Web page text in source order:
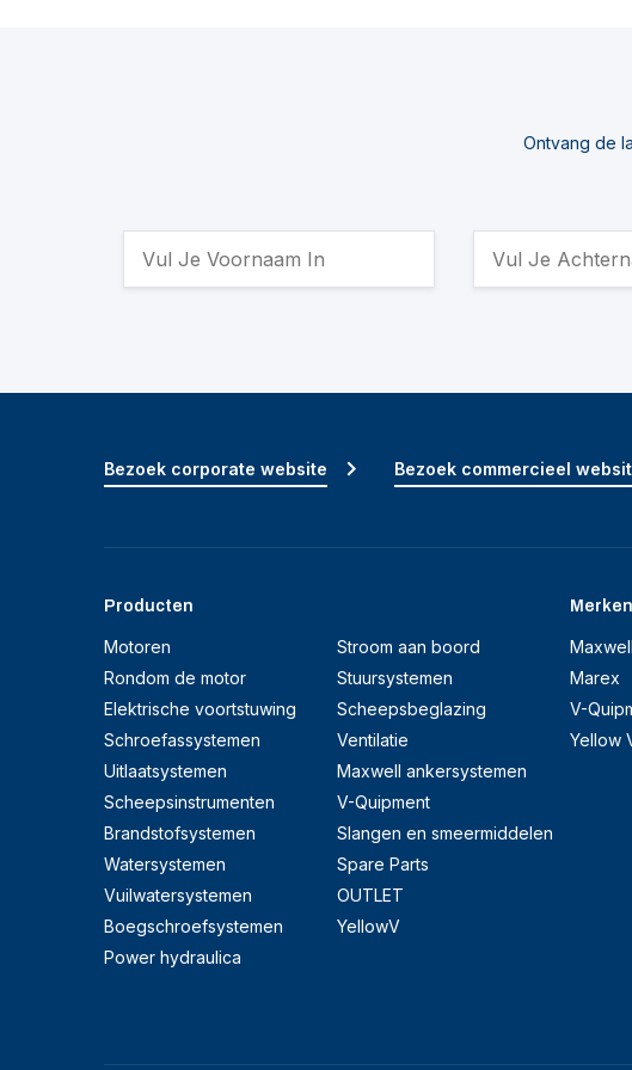
Ontvang de
Producten
Motoren
Rondom de motor
Elektrische voortstuwing
Schroefassystemen
Uitlaatsystemen
Scheepsinstrumenten
Brandstofsystemen
Watersystemen
Vuilwatersystemen
Boegschroefsystemen
Power hydraulica
Stroom aan boord
Stuursystemen
Scheepsbeglazing
Ventilatie
Maxwell ankersystemen
V-Quipment
Slangen en smeermiddelen
Spare Parts
OUTLET
YellowV
Merken
Maxwell
Marex
V-
Yellow
Bezoek corporate website Bezoek commercieel